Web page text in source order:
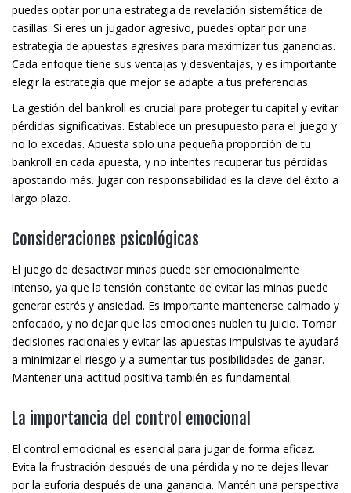
puedes optar por una estrategia de revelación sistemática de
casillas. Si eres un jugador agresivo, puedes optar por una
estrategia de apuestas agresivas para maximizar tus ganancias.
Cada enfoque tiene sus ventajas y desventajas, y es importante
elegir la estrategia que mejor se adapte a tus preferencias.
La gestión del bankroll es crucial para proteger tu capital y evitar
pérdidas significativas. Establece un presupuesto para el juego y
no lo excedas. Apuesta solo una pequeña proporción de tu
bankroll en cada apuesta, y no intentes recuperar tus pérdidas
apostando más. Jugar con responsabilidad es la clave del éxito a
largo plazo.
Consideraciones psicológicas
El juego de desactivar minas puede ser emocionalmente
intenso, ya que la tensión constante de evitar las minas puede
generar estrés y ansiedad. Es importante mantenerse calmado y
enfocado, y no dejar que las emociones nublen tu juicio. Tomar
decisiones racionales y evitar las apuestas impulsivas te ayudará
a minimizar el riesgo y a aumentar tus posibilidades de ganar.
Mantener una actitud positiva también es fundamental.
La importancia del control emocional
El control emocional es esencial para jugar de forma eficaz.
Evita la frustración después de una pérdida y no te dejes llevar
por la euforia después de una ganancia. Mantén una perspectiva